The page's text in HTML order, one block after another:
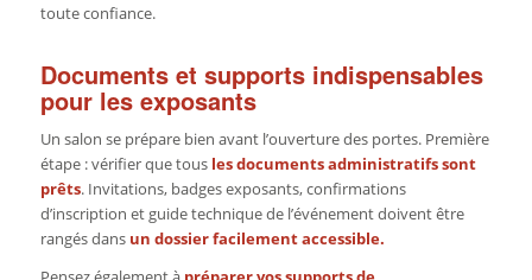
toute confiance.
Documents et supports indispensables
pour les exposants
Un salon se prépare bien avant l’ouverture des portes. Première
étape : vérifier que tousles documents administratifs sont
prêts. Invitations, badges exposants, confirmations
d’inscription et guide technique de l’événement doivent être
rangés dans un dossier facilement accessible.